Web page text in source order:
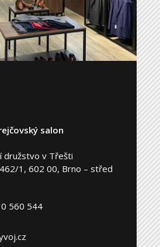
salon
družstvo v Třešti
1, 602 00, Brno – střed
560 544